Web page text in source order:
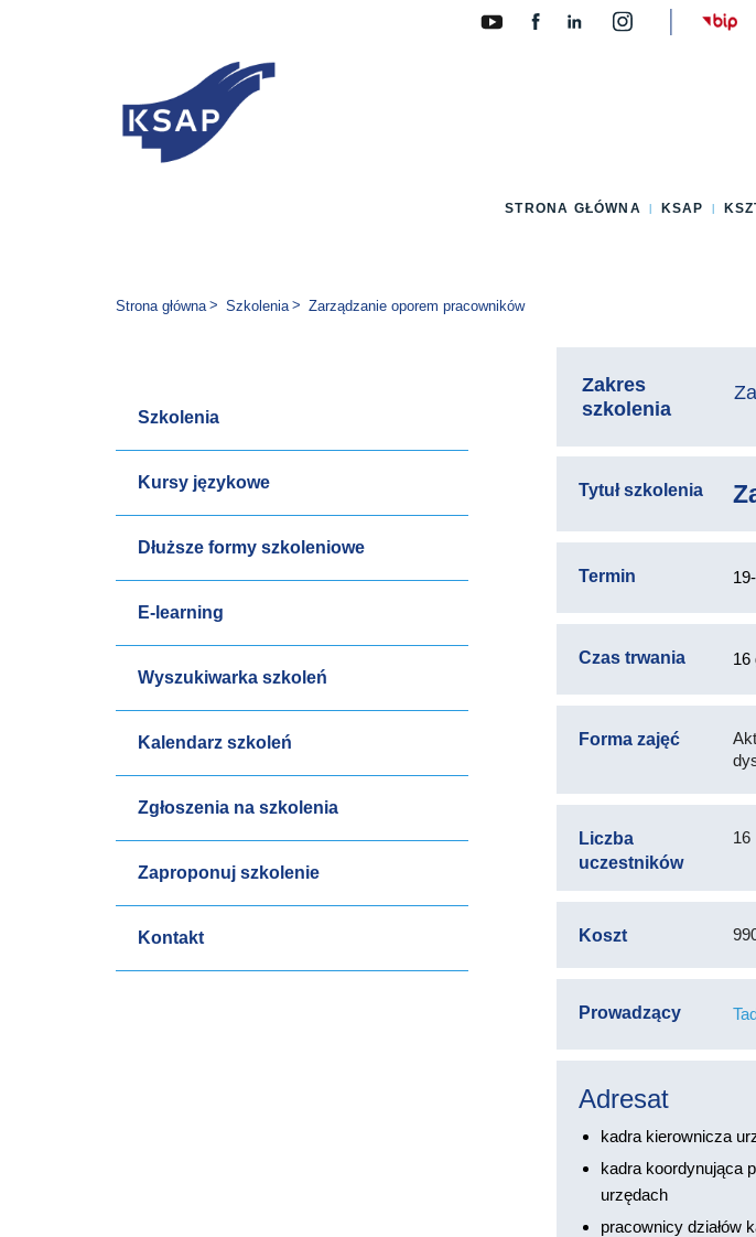
Zmień wersję językową strony
STRONA GŁÓWNA KSAP
Jesteś tutaj:
Strona główna Szkolenia Zarządzanie oporem pracowników
Szkolenia
Kursy językowe
Dłuższe formy szkoleniowe
E-learning
Wyszukiwarka szkoleń
Kalendarz szkoleń
Zgłoszenia na szkolenia
Zaproponuj szkolenie
Kontakt
Zakres
szkolenia
Tytuł szkolenia
Termin
Czas trwania 16
Forma zajęć
Liczba
uczestników
16
Koszt
Prowadzący
Adresat
kadra kierownicza
kadra koordynująca
urzędach
pracownicy działów